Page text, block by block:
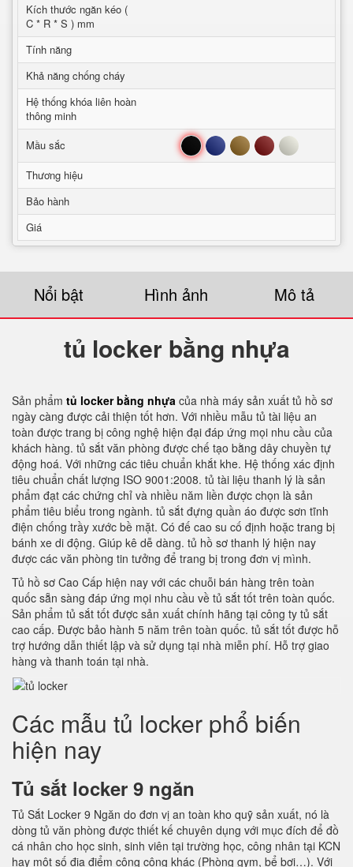
Kích thước ngăn kéo (
C * R * S ) mm
Tính năng
Khả năng chống cháy
Hệ thống khóa liên hoàn
thông minh
Mầu sắc
Đen Xanh Nâu Đỏ Trắng
Thương hiệu
Bảo hành
Giá
Nổi bật Hình ảnh Mô tả
tủ locker bằng nhựa
Sản phẩm tủ locker bằng nhựa của nhà máy sản xuất tủ hồ sơ
ngày càng được cải thiện tốt hơn. Với nhiều mẫu tủ tài liệu an
toàn được trang bị công nghệ hiện đại đáp ứng mọi nhu cầu của
khách hàng. tủ sắt văn phòng được chế tạo bằng dây chuyền tự
động hoá. Với những các tiêu chuẩn khắt khe. Hệ thống xác định
tiêu chuẩn chất lượng ISO 9001:2008. tủ tài liệu thanh lý là sản
phẩm đạt các chứng chỉ và nhiều năm liền được chọn là sản
phẩm tiêu biểu trong ngành. tủ sắt đựng quần áo được sơn tĩnh
điện chống trầy xước bề mặt. Có đế cao su cố định hoặc trang bị
bánh xe di động. Giúp kê dễ dàng. tủ hồ sơ thanh lý hiện nay
được các văn phòng tin tưởng để trang bị trong đơn vị mình.
Tủ hồ sơ Cao Cấp hiện nay với các chuỗi bán hàng trên toàn
quốc sẵn sàng đáp ứng mọi nhu cầu về tủ sắt tốt trên toàn quốc.
Sản phẩm tủ sắt tốt được sản xuất chính hãng tại công ty tủ sắt
cao cấp. Được bảo hành 5 năm trên toàn quốc. tủ sắt tốt được hỗ
trợ hướng dẫn thiết lập và sử dụng tại nhà miễn phí. Hỗ trợ giao
hàng và thanh toán tại nhà.
Các mẫu tủ locker phổ biến
hiện nay
Tủ sắt locker 9 ngăn
Tủ Sắt Locker 9 Ngăn do đơn vị an toàn kho quỹ sản xuất, nó là
dòng tủ văn phòng được thiết kế chuyên dụng với mục đích để đồ
cá nhân cho học sinh, sinh viên tại trường học, công nhân tại KCN
hay một số địa điểm công cộng khác (Phòng gym, bể bơi…). Với